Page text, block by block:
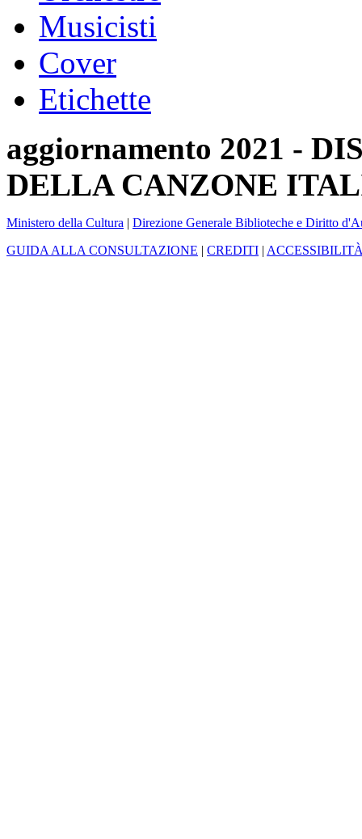
Musicisti
Cover
Etichette
aggiornamento 2021 -
DELLA CANZONE
Ministero della Cultura | Direzione Generale Biblioteche e Diritto
GUIDA ALLA CONSULTAZIONE | CREDITI |